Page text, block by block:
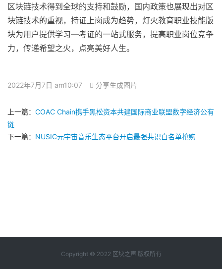
区块链技术得到全球的支持和鼓励，国内政策也展现出对区
块链技术的重视，持证上岗成为趋势，灯火教育职业技能版
块为用户提供学习—考证的一站式服务，提高职业岗位竞争
力，传递希望之火，点亮美好人生。
2022年7月7日 am10:07 分享生成图片
上一篇： COAC Chain携手黑松资本共建国际商业联盟数字经济公有
链
下一篇： NUSIC元宇宙音乐生态平台开启最强共识白名单抢购
Copyright © 2022 区块之声 版权所有